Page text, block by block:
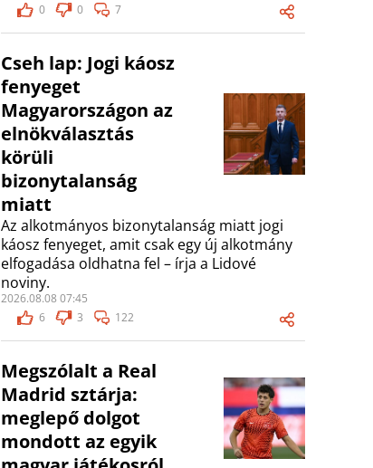
0
0 7
Cseh lap: Jogi káosz
fenyeget
Magyarországon az
elnökválasztás
körüli
bizonytalanság
miatt
Az alkotmányos bizonytalanság miatt jogi
káosz fenyeget, amit csak egy új alkotmány
elfogadása oldhatna fel – írja a Lidové
noviny.
2026.08.08 07:45
6
3 122
Megszólalt a Real
Madrid sztárja:
meglepő dolgot
mondott az egyik